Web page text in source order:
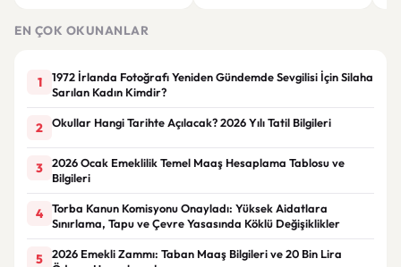
EN ÇOK OKUNANLAR
1
1972 İrlanda Fotoğrafı Yeniden Gündemde Sevgilisi İçin Silaha
Sarılan Kadın Kimdir?
2 Okullar Hangi Tarihte Açılacak? 2026 Yılı Tatil Bilgileri
3
2026 Ocak Emeklilik Temel Maaş Hesaplama Tablosu ve
Bilgileri
4
Torba Kanun Komisyonu Onayladı: Yüksek Aidatlara
Sınırlama, Tapu ve Çevre Yasasında Köklü Değişiklikler
5
2026 Emekli Zammı: Taban Maaş Bilgileri ve 20 Bin Lira